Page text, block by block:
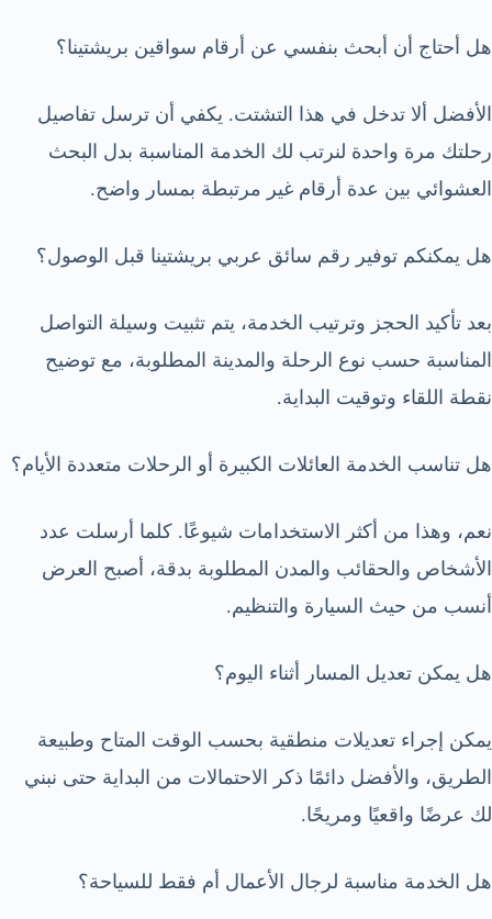
هل أحتاج أن أبحث بنفسي عن أرقام سواقين بريشتينا؟
الأفضل ألا تدخل في هذا التشتت. يكفي أن ترسل تفاصيل
رحلتك مرة واحدة لنرتب لك الخدمة المناسبة بدل البحث
العشوائي بين عدة أرقام غير مرتبطة بمسار واضح.
هل يمكنكم توفير رقم سائق عربي بريشتينا قبل الوصول؟
بعد تأكيد الحجز وترتيب الخدمة، يتم تثبيت وسيلة التواصل
المناسبة حسب نوع الرحلة والمدينة المطلوبة، مع توضيح
نقطة اللقاء وتوقيت البداية.
هل تناسب الخدمة العائلات الكبيرة أو الرحلات متعددة الأيام؟
نعم، وهذا من أكثر الاستخدامات شيوعًا. كلما أرسلت عدد
الأشخاص والحقائب والمدن المطلوبة بدقة، أصبح العرض
أنسب من حيث السيارة والتنظيم.
هل يمكن تعديل المسار أثناء اليوم؟
يمكن إجراء تعديلات منطقية بحسب الوقت المتاح وطبيعة
الطريق، والأفضل دائمًا ذكر الاحتمالات من البداية حتى نبني
لك عرضًا واقعيًا ومريحًا.
هل الخدمة مناسبة لرجال الأعمال أم فقط للسياحة؟